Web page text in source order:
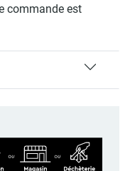
commande est